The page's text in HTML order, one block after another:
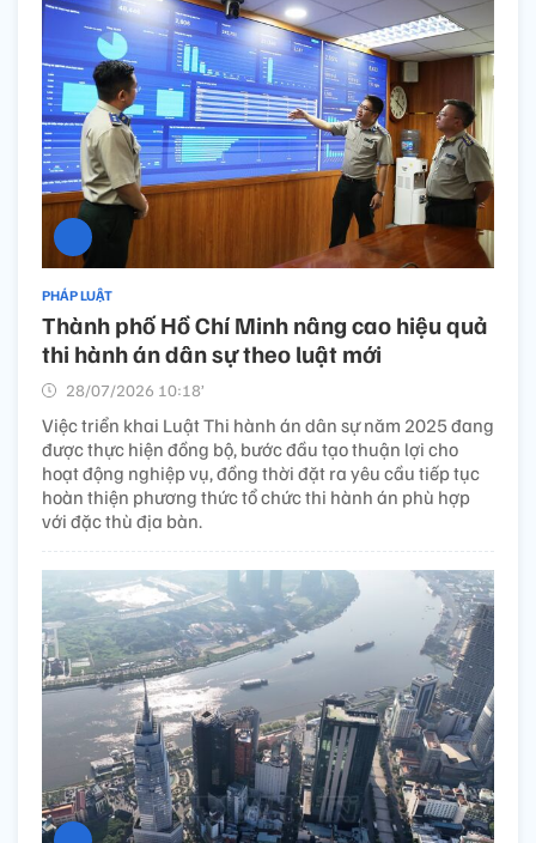
PHÁP LUẬT
Thành phố Hồ Chí Minh nâng cao hiệu quả
thi hành án dân sự theo luật mới
28/07/2026 10:18’
Việc triển khai Luật Thi hành án dân sự năm 2025 đang
được thực hiện đồng bộ, bước đầu tạo thuận lợi cho
hoạt động nghiệp vụ, đồng thời đặt ra yêu cầu tiếp tục
hoàn thiện phương thức tổ chức thi hành án phù hợp
với đặc thù địa bàn.